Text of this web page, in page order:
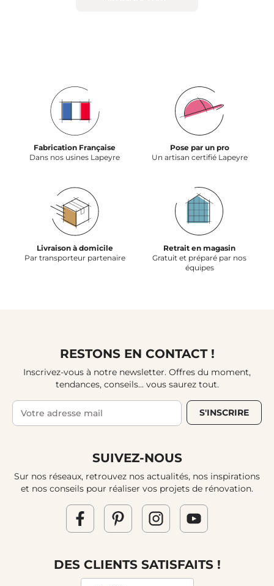
Fabrication Française
Dans nos usines Lapeyre
Pose par un pro
Un artisan certifié Lapeyre
Livraison à domicile
Par transporteur partenaire
Retrait en magasin
Gratuit et préparé par nos
équipes
RESTONS EN CONTACT !
Inscrivez-vous à notre newsletter. Offres du moment,
tendances, conseils... vous saurez tout.
S'INSCRIRE
SUIVEZ-NOUS
Sur nos réseaux, retrouvez nos actualités, nos inspirations
et nos conseils pour réaliser vos projets de rénovation.
DES CLIENTS SATISFAITS !